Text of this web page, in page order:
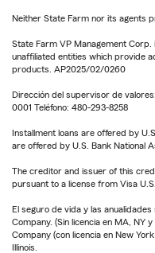
Neither State Farm nor its agents
State Farm VP Management
unaffiliated entities which provide
products. AP2025/02/0260
Dirección del supervisor de
0001 Teléfono: 480-293-8258
Installment loans are offered by
are offered by U.S. Bank National
The creditor and issuer of this
pursuant to a license from Visa
El seguro de vida y las
Company. (Sin licencia en MA, NY
Company (con licencia en New
Illinois.